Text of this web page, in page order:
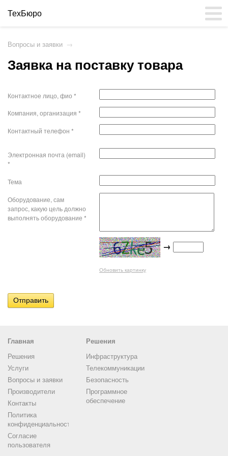
ТехБюро
Вопросы и заявки →
Заявка на поставку товара
Контактное лицо, фио *
Компания, организация *
Контактный телефон *
Электронная почта (email)
*
Тема
Оборудование, сам
запрос, какую цель должно
выполнять оборудование *
→
Обновить картинку
Главная
Решения
Услуги
Вопросы и заявки
Производители
Контакты
Политика
конфиденциальности
Согласие
пользователя
Решения
Инфраструктура
Телекоммуникации
Безопасность
Программное
обеспечение